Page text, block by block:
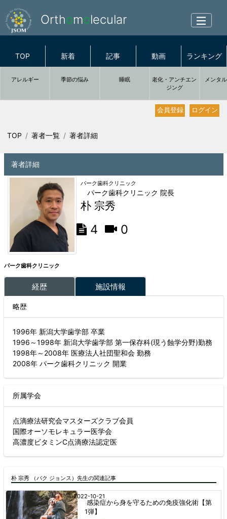
Orthomolecular
TOP 新着 記事 動画 ランキング
アレルギー 季節の悩み 睡眠
老化・アンチエン
ジング
メンタ
ログイン
会員登録
TOP 著者一覧 著者詳細
著者詳細
パーク歯科クリニック
パーク歯科クリニック 院長
朴 宗秀
4 0
パーク歯科クリニック
経歴 施設情報
略歴
1996年 新潟大学歯学部 卒業
1996～1998年 新潟大学歯学部 第一保存科(現う蝕学分野)勤務
1998年～2008年 医療法人社団聖和会 勤務
2008年 パーク歯科クリニック 開業
所属学会
点滴療法研究会マスターズクラブ会員
国際オーソモレキュラー医学会
高濃度ビタミンC点滴療法認定医
朴 宗秀 （パク ジョンス）先生の関連記事
感染症から身を守るための免疫強化術【第
1弾】
2022-10-21